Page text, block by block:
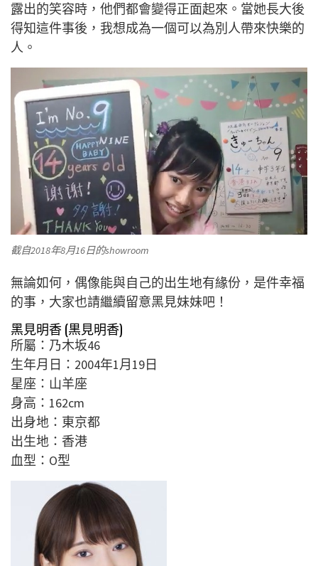
露出的笑容時，他們都會變得正面起來。當她長大後
得知這件事後，我想成為一個可以為別人帶來快樂的
人。
截自2018年8月16日的showroom
無論如何，偶像能與自己的出生地有緣份，是件幸福
的事，大家也請繼續留意黑見妹妹吧！
黑見明香 (黒見明香)
所屬：乃木坂46
生年月日：2004年1月19日
星座：山羊座
身高：162cm
出身地：東京都
出生地：香港
血型：O型